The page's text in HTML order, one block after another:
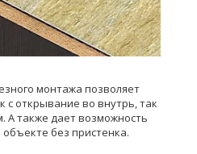
монтажа позволяет
с открывание во внутрь, так
также дает возможность
без пристенка.